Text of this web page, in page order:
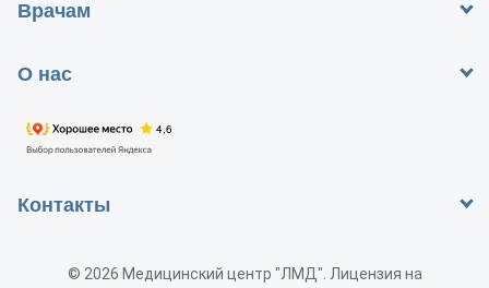
Врачам
О нас
Контакты
© 2026 Медицинский центр "ЛМД". Лицензия на